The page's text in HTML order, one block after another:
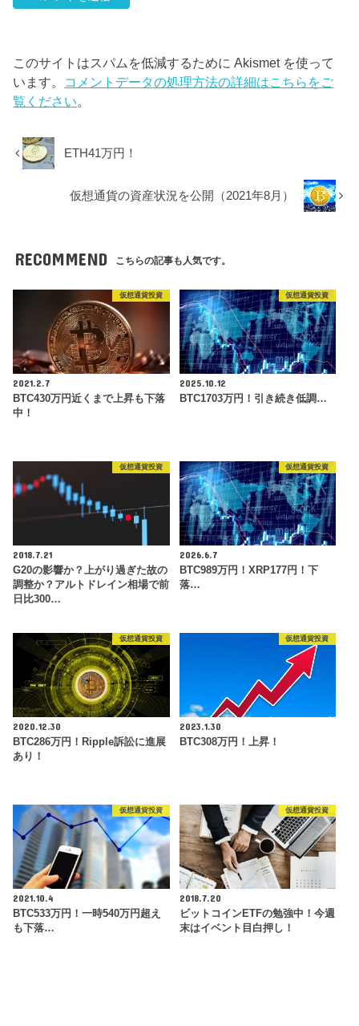
このサイトはスパムを低減するために Akismet を使って
います。 コメントデータの処理方法の詳細はこちらをご
覧ください。
ETH41万円！
仮想通貨の資産状況を公開（2021年8月）
RECOMMEND こちらの記事も人気です。
仮想通貨投資
2021.2.7
BTC430万円近くまで上昇も下落
中！
仮想通貨投資
2025.10.12
BTC1703万円！引き続き低調…
仮想通貨投資
2018.7.21
G20の影響か？上がり過ぎた故の
調整か？アルトドレイン相場で前
日比300…
仮想通貨投資
2026.6.7
BTC989万円！XRP177円！下
落…
仮想通貨投資
2020.12.30
BTC286万円！Ripple訴訟に進展
あり！
仮想通貨投資
2023.1.30
BTC308万円！上昇！
仮想通貨投資
2021.10.4
BTC533万円！一時540万円超え
も下落…
仮想通貨投資
2018.7.20
ビットコインETFの勉強中！今週
末はイベント目白押し！